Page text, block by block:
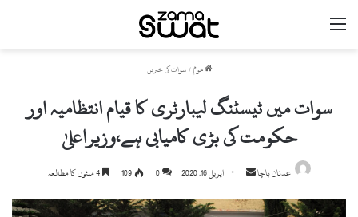
مینو
ھوم / سوات کی خبریں
سوات میں ٹیسٹنگ لیبارٹری کا قیام انتظامیہ اور
حکومت کی بڑی کامیابی ہے،وزیراعلیٰ
عدنان باچا
Send
email
اپریل 16, 2020 0
109